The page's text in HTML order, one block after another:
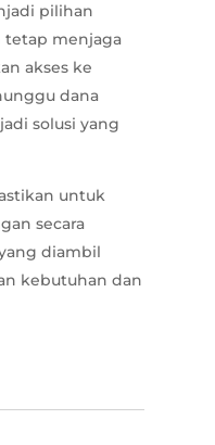
pilihan
tetap menjaga
akses ke
dana
solusi yang
untuk
secara
diambil
kebutuhan dan